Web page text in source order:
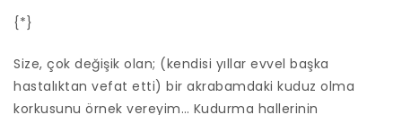
{*}
Size, çok değişik olan; (kendisi yıllar evvel başka
hastalıktan vefat etti) bir akrabamdaki kuduz olma
korkusunu örnek vereyim… Kudurma hallerinin